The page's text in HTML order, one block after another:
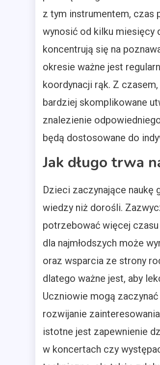
z tym instrumentem, czas
wynosić od kilku miesięcy
koncentrują się na
okresie ważne jest
koordynacji rąk. Z
bardziej skomplikowane
znalezienie
będą dostosowane do
Jak długo trwa
Dzieci zaczynające naukę
wiedzy niż dorośli.
potrzebować więcej
dla najmłodszych może
oraz wsparcia ze strony
dlatego ważne jest, aby
Uczniowie mogą
rozwijanie
istotne jest zapewnienie
w koncertach czy